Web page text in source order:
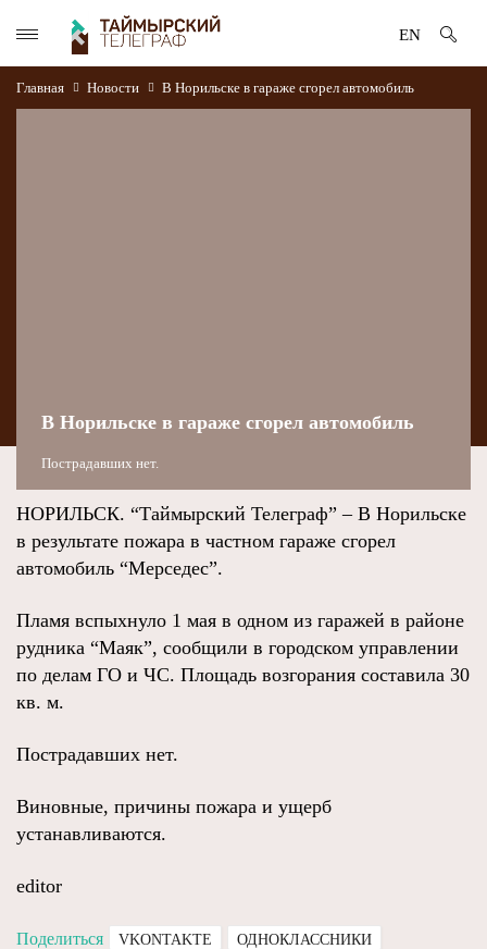
EN
Главная Новости В Норильске в гараже сгорел автомобиль
В Норильске в гараже сгорел автомобиль
Пострадавших нет.
НОРИЛЬСК. “Таймырский Телеграф” – В Норильске
в результате пожара в частном гараже сгорел
автомобиль “Мерседес”.
Пламя вспыхнуло 1 мая в одном из гаражей в районе
рудника “Маяк”, сообщили в городском управлении
по делам ГО и ЧС. Площадь возгорания составила 30
кв. м.
Пострадавших нет.
Виновные, причины пожара и ущерб
устанавливаются.
editor
Поделиться VKONTAKTE ОДНОКЛАССНИКИ